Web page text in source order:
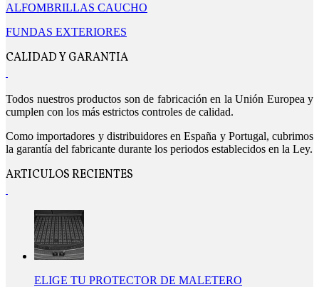
ALFOMBRILLAS CAUCHO
FUNDAS EXTERIORES
CALIDAD Y GARANTIA
Todos nuestros productos son de fabricación en la Unión Europea y
cumplen con los más estrictos controles de calidad.
Como importadores y distribuidores en España y Portugal, cubrimos
la garantía del fabricante durante los periodos establecidos en la Ley.
ARTICULOS RECIENTES
ELIGE TU PROTECTOR DE MALETERO